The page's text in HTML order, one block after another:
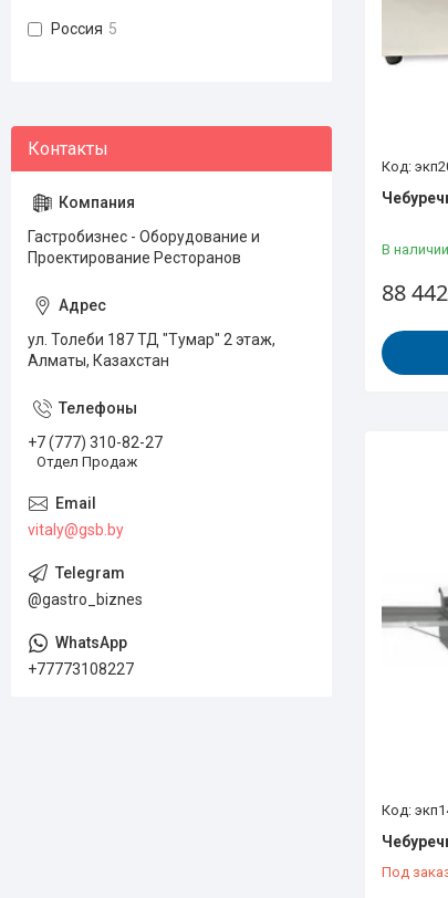
В
88
Под
Россия 5
Гастробизнес - Оборудование и
Проектирование Ресторанов
ул. Толеби 187 ТД "Тумар" 2 этаж,
Алматы, Казахстан
+7 (777) 310-82-27
Отдел Продаж
vitaly@gsb.by
@gastro_biznes
+77773108227